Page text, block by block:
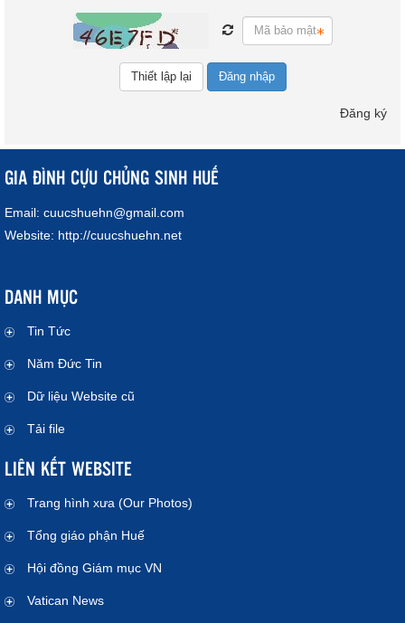
Đăng nhập
Đăng ký
GIA ĐÌNH CỰU CHỦNG SINH HUẾ
Email: cuucshuehn@gmail.com
Website: http://cuucshuehn.net
DANH MỤC
Tin Tức
Năm Đức Tin
Dữ liệu Website cũ
Tải file
LIÊN KẾT WEBSITE
Trang hình xưa (Our Photos)
Tổng giáo phận Huế
Hội đồng Giám mục VN
Vatican News